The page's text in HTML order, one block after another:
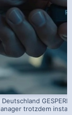
Deutschland
trotzdem